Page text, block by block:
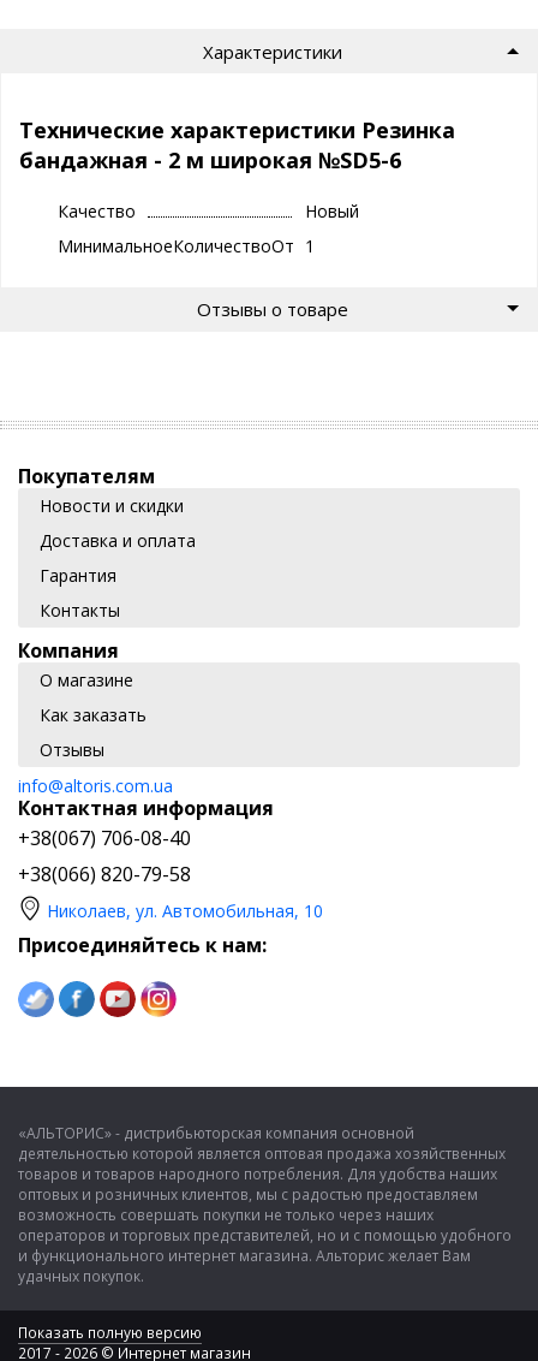
Характеристики
Технические характеристики Резинка
бандажная - 2 м широкая №SD5-6
Качество
Новый
МинимальноеКоличествоОтгрузки
1
Отзывы о товаре
Покупателям
Новости и скидки
Доставка и оплата
Гарантия
Контакты
Компания
О магазине
Как заказать
Отзывы
info@altoris.com.ua
Контактная информация
+38(067) 706-08-40
+38(066) 820-79-58
Николаев, ул. Автомобильная, 10
Присоединяйтесь к нам:
«АЛЬТОРИС» - дистрибьюторская компания основной
деятельностью которой является оптовая продажа хозяйственных
товаров и товаров народного потребления. Для удобства наших
оптовых и розничных клиентов, мы с радостью предоставляем
возможность совершать покупки не только через наших
операторов и торговых представителей, но и с помощью удобного
и функционального интернет магазина. Альторис желает Вам
удачных покупок.
Показать полную версию
2017 - 2026 © Интернет магазин